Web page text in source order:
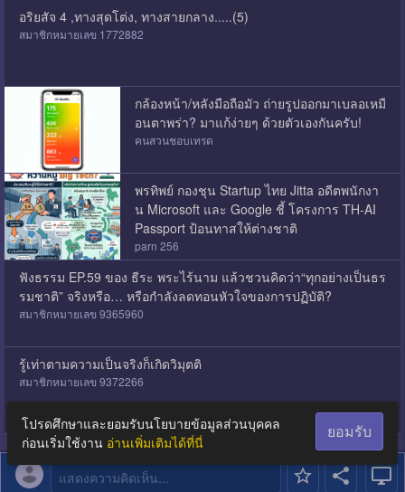
แสดงความคิดเห็น...
อริยสัจ 4 ,ทางสุดโต่ง, ทางสายกลาง.....(5)
สมาชิกหมายเลข 1772882
กล้องหน้า/หลังมือถือมัว ถ่ายรูปออกมาเบลอเหมื
อนตาพร่า? มาแก้ง่ายๆ ด้วยตัวเองกันครับ!
คนสวนชอบเทรด
พรทิพย์ กองชุน Startup ไทย Jitta อดีตพนักงา
น Microsoft และ Google ชี้ โครงการ TH-AI
Passport ป้อนทาสให้ต่างชาติ
parn 256
ฟังธรรม EP.59 ของ ธีระ พระไร้นาม แล้วชวนคิดว่า“ทุกอย่างเป็นธร
รมชาติ” จริงหรือ… หรือกำลังลดทอนหัวใจของการปฏิบัติ?
สมาชิกหมายเลข 9365960
รู้เท่าตามความเป็นจริง​ก็เกิด​วิมุตติ​
สมาชิกหมายเลข 9372266
โปรดศึกษาและยอมรับนโยบายข้อมูลส่วนบุคคล
ก่อนเริ่มใช้งาน อ่านเพิ่มเติมได้ที่นี่
ยอมรับ